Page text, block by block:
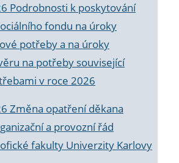
Podrobnosti k poskytování
fondu na úroky
potřeby a na úroky
na potřeby související
v roce 2026
Změna opatření děkana
a provozní řád
fakulty Univerzity Karlovy